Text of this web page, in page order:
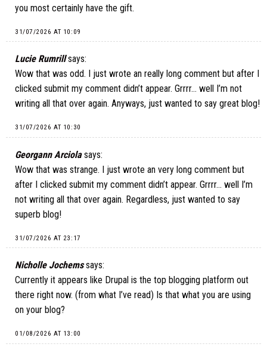
you most certainly have the gift.
31/07/2026 AT 10:09
Lucie Rumrill says:
Wow that was odd. I just wrote an really long comment but after I
clicked submit my comment didn’t appear. Grrrr… well I’m not
writing all that over again. Anyways, just wanted to say great blog!
31/07/2026 AT 10:30
Georgann Arciola says:
Wow that was strange. I just wrote an very long comment but
after I clicked submit my comment didn’t appear. Grrrr… well I’m
not writing all that over again. Regardless, just wanted to say
superb blog!
31/07/2026 AT 23:17
Nicholle Jochems says:
Currently it appears like Drupal is the top blogging platform out
there right now. (from what I’ve read) Is that what you are using
on your blog?
01/08/2026 AT 13:00